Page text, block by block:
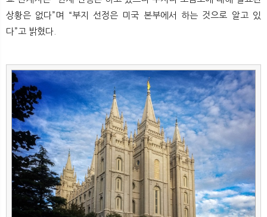
상황은 없다”며 “부지 선정은 미국 본부에서 하는 것으로 알고 있
다”고 밝혔다.